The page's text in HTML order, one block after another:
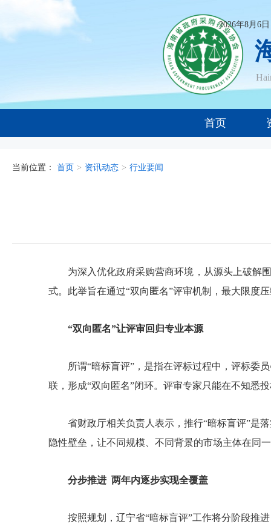
2026年8月6
首页
当前位置： 首页 > 资讯动态 > 行业要闻
为深入优化政府采购营商环境，从源头上破解
式。此举旨在通过“双向匿名”评审机制，最大限度
“双向匿名”让评审回归专业本源
所谓“暗标盲评”，是指在评标过程中，评标委
联，形成“双向匿名”闭环。评审专家只能在不知悉
省财政厅相关负责人表示，推行“暗标盲评”是
隐性壁垒，让不同规模、不同背景的市场主体在同
分步推进 两年内逐步实现全覆盖
按照规划，辽宁省“暗标盲评”工作将分阶段推